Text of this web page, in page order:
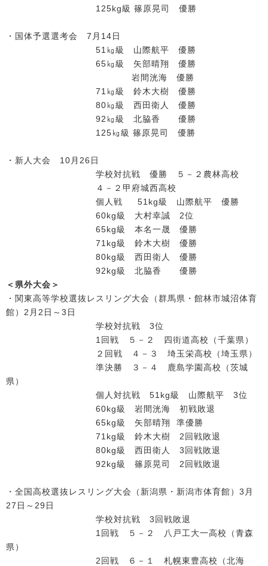
125kg級 篠原晃司 優勝
・国体予選選考会 7月14日
51㎏級 山際航平 優勝
65㎏級 矢部晴翔 優勝
岩間洸海 優勝
71㎏級 鈴木大樹 優勝
80㎏級 西田衛人 優勝
92㎏級 北脇香 優勝
125㎏級 篠原晃司 優勝
・新人大会 10月26日
学校対抗戦 優勝 ５－２農林高校
４－２甲府城西高校
個人戦 51kg級 山際航平 優勝
60kg級 大村幸誠 2位
65kg級 本名一晟 優勝
71kg級 鈴木大樹 優勝
80kg級 西田衛人 優勝
92kg級 北脇香 優勝
＜県外大会＞
・関東高等学校選抜レスリング大会（群馬県・館林市城沼体育
館）2月2日～3日
学校対抗戦 3位
1回戦 ５－２ 四街道高校（千葉県）
２回戦 ４－３ 埼玉栄高校（埼玉県）
準決勝 ３－４ 鹿島学園高校（茨城
県）
個人対抗戦 51kg級 山際航平 3位
60kg級 岩間洸海 初戦敗退
65kg級 矢部晴翔 準優勝
71kg級 鈴木大樹 2回戦敗退
80kg級 西田衛人 3回戦敗退
92kg級 篠原晃司 2回戦敗退
・全国高校選抜レスリング大会（新潟県・新潟市体育館）3月
27日～29日
学校対抗戦 3回戦敗退
1回戦 ５－２ 八戸工大一高校（青森
県）
2回戦 ６－１ 札幌東豊高校（北海